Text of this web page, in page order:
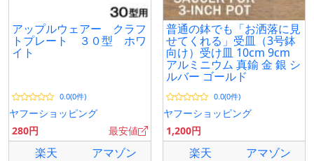
アップルウェアー クラフ
トプレート ３０型 ホワ
イト
0.0(0件)
ヤフーショッピング
280円
最安値
楽天 アマゾン
普通の鉢でも「お洒落に見
せてくれる」受皿（3号鉢
向け）受け皿 10cm 9cm
アルミニウム 真鍮 金 銀 シ
ルバー ゴールド
0.0(0件)
ヤフーショッピング
1,200円
楽天 アマゾン